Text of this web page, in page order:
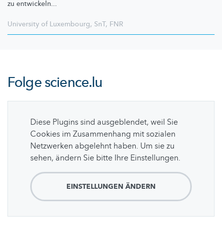
zu entwickeln...
University of Luxembourg, SnT, FNR
Folgescience.lu
Diese Plugins sind ausgeblendet, weil Sie
Cookies im Zusammenhang mit sozialen
Netzwerken abgelehnt haben. Um sie zu
sehen, ändern Sie bitte Ihre Einstellungen.
EINSTELLUNGEN ÄNDERN